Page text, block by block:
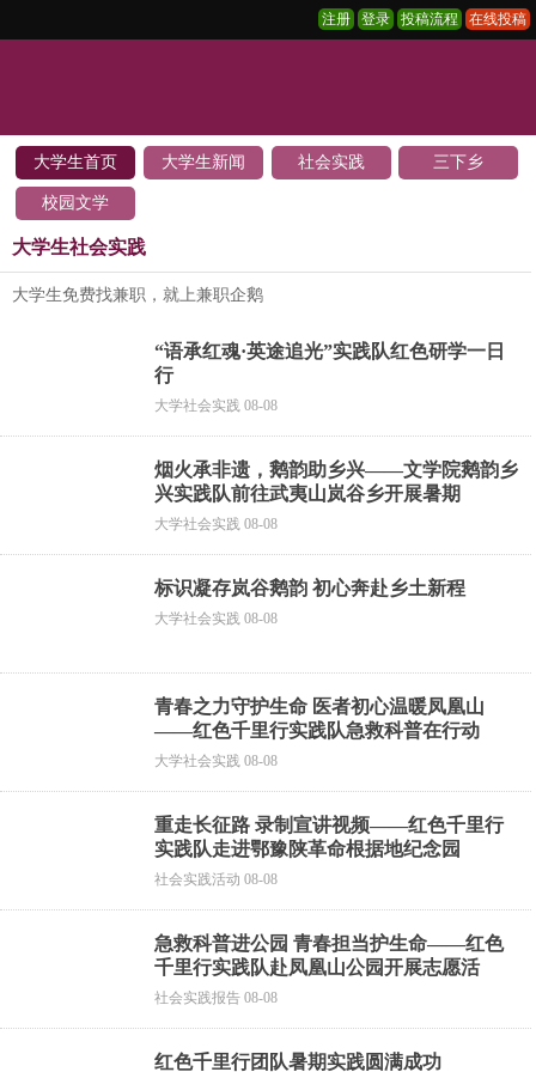
注册 登录 投稿流程 在线投稿
大学生首页 大学生新闻 社会实践 三下乡
校园文学
大学生社会实践
大学生免费找兼职，就上兼职企鹅
“语承红魂·英途追光”实践队红色研学一日
行
大学社会实践 08-08
烟火承非遗，鹅韵助乡兴——文学院鹅韵乡
兴实践队前往武夷山岚谷乡开展暑期
大学社会实践 08-08
标识凝存岚谷鹅韵 初心奔赴乡土新程
大学社会实践 08-08
青春之力守护生命 医者初心温暖凤凰山
——红色千里行实践队急救科普在行动
大学社会实践 08-08
重走长征路 录制宣讲视频——红色千里行
实践队走进鄂豫陕革命根据地纪念园
社会实践活动 08-08
急救科普进公园 青春担当护生命——红色
千里行实践队赴凤凰山公园开展志愿活
社会实践报告 08-08
红色千里行团队暑期实践圆满成功